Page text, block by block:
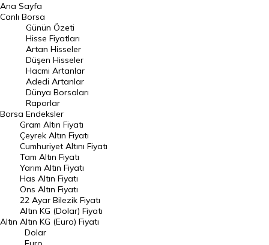
BIST 100 Hisseleri
En Çok Artan Hisseler
En Çok Düşen Hisseler
Hacmi Artanlar
Geçmiş Kapanışlar
Dünya Borsaları
Raporlar
Endeksler
DÖVİZ
Döviz Kuru
Dolar Kuru
Euro Kuru
Ana Sayfa
Canlı Borsa
Borsa
Günün Özeti
Hisse Fiyatları
Artan Hisseler
Düşen Hisseler
Hacmi Artanlar
Adedi Artanlar
Dünya Borsaları
Raporlar
Endeksler
Altın
Gram Altın Fiyatı
Çeyrek Altın Fiyatı
Cumhuriyet Altını Fiyatı
Tam Altın Fiyatı
Yarım Altın Fiyatı
Has Altın Fiyatı
Ons Altın Fiyatı
22 Ayar Bilezik Fiyatı
Altın KG (Dolar) Fiyatı
Altın KG (Euro) Fiyatı
Dolar